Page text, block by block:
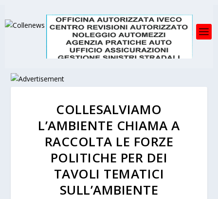
COLLESALVIAMO
L’AMBIENTE CHIAMA A
RACCOLTA LE FORZE
POLITICHE PER DEI
TAVOLI TEMATICI
SULL’AMBIENTE